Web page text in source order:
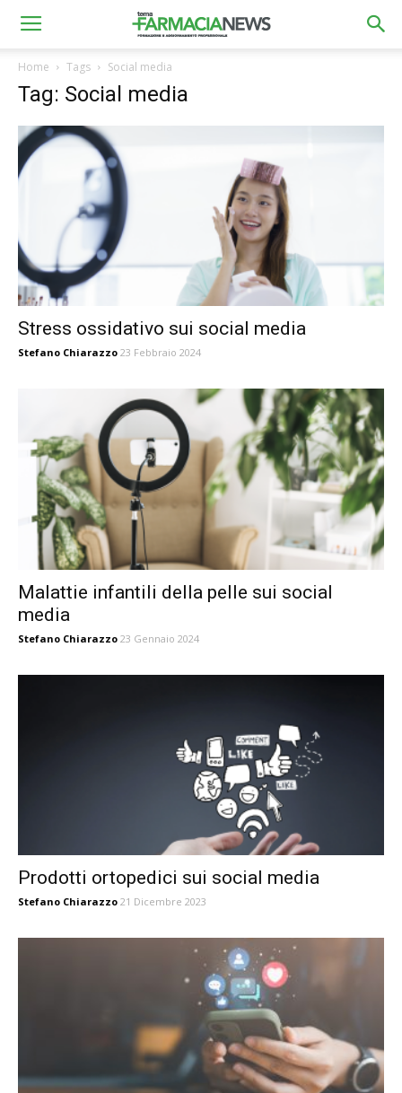
Home Tags Social media
Tag: Social media
Stress ossidativo sui social media
Stefano Chiarazzo 23 Febbraio 2024
Malattie infantili della pelle sui social
media
Stefano Chiarazzo 23 Gennaio 2024
Prodotti ortopedici sui social media
Stefano Chiarazzo 21 Dicembre 2023